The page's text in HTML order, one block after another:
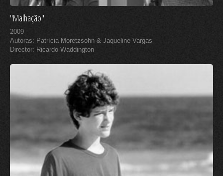
"Malhação"
2009
Autoras: Patrícia Moretzsohn & Jaqueline Vargas
Director: Ricardo Waddington